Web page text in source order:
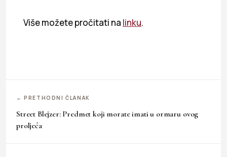
Više možete pročitati na linku.
← PRETHODNI ČLANAK
Street Blejzer: Predmet koji morate imati u ormaru ovog
proljeća